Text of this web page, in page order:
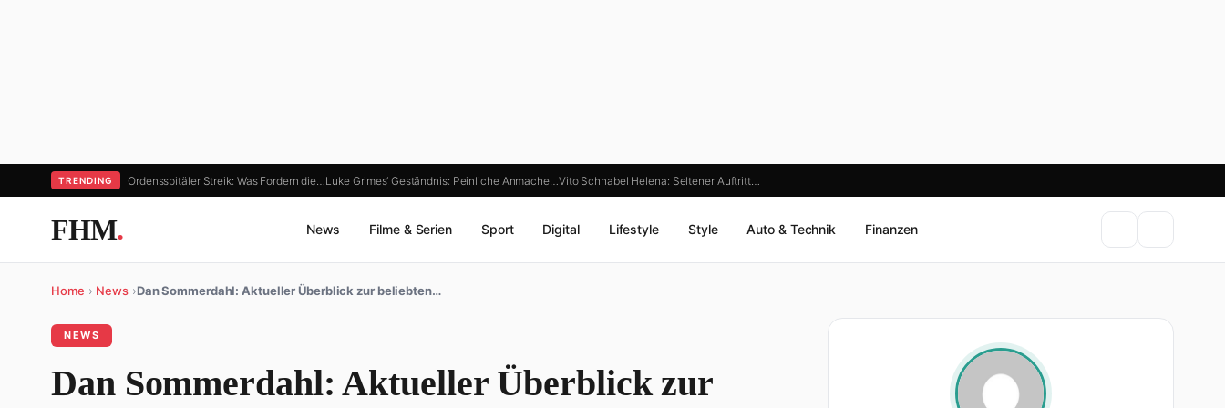
TRENDING Ordensspitäler Streik: Was Fordern die… Luke Grimes‘ Geständnis: Peinliche Anmache… Vito Schnabel Helena: Seltener Auftritt…
FHM. News Filme & Serien Sport Digital Lifestyle Style Auto & Technik Finanzen
Home › News ›Dan Sommerdahl: Aktueller Überblick zur beliebten…
NEWS
Dan Sommerdahl: Aktueller Überblick zur